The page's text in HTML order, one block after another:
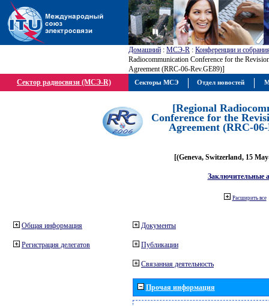
Домашний : МСЭ-R : Конференции и
Radiocommunication Conference for the
Agreement (RRC-06-Rev.GE89)]
Сектор радиосвязи (МСЭ-R)
[Regional
Conference for the
Agreement (RRC-
[(Geneva, Switzerland, 15
Заключительные
Расширить все
Общая информация
Регистрация делегатов
Документы
Публикации
Связанная деятельность
Прочая информация
Секторы МСЭ Отдел новостей